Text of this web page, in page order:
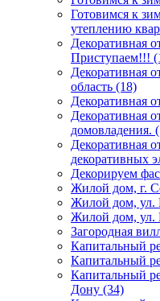
Готовимся к
утеплению
Декоративная
Приступаем!!!
Декоративная
область (18)
Декоративная
Декоративная
домовладения.
Декоративная
декоративных
Декорируем
Жилой дом, г.
Жилой дом, ул.
Жилой дом, ул.
Загородная
Капитальный
Капитальный
Капитальный
Дону (34)